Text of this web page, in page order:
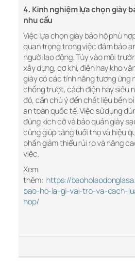
4. Kinh nghiệm lựa chọn giày
nhu cầu
Việc lựa chọn giày bảo hộ phù
quan trọng trong việc đảm bảo
người lao động. Tùy vào môi
xây dựng, cơ khí, điện hay kho
giày có các tính năng tương ứng
chống trượt, cách điện hay siêu
đó, cần chú ý đến chất liệu bền
an toàn quốc tế. Việc sử dụng
đúng kích cỡ và bảo quản giày
cũng giúp tăng tuổi thọ và hiệu
phần giảm thiểu rủi ro và nâng
việc.
Xem
thêm: https://
bao-ho-la-gi-vai-tro-va-cach-
hop/